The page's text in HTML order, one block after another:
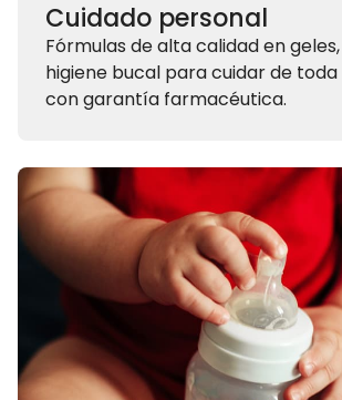
Cuidado personal
Fórmulas de alta calidad en
higiene bucal para cuidar de
con garantía farmacéutica.